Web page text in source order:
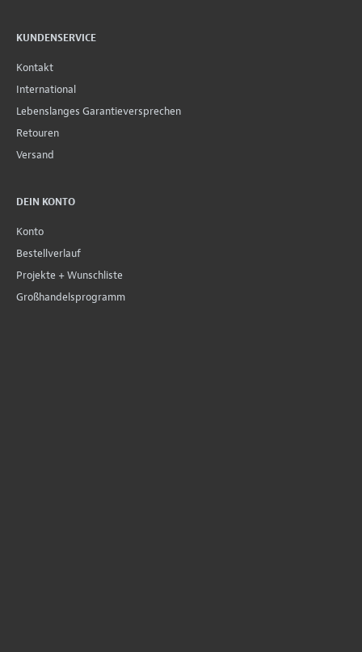
KUNDENSERVICE
Kontakt
International
Lebenslanges Garantieversprechen
Retouren
Versand
DEIN KONTO
Konto
Bestellverlauf
Projekte + Wunschliste
Großhandelsprogramm